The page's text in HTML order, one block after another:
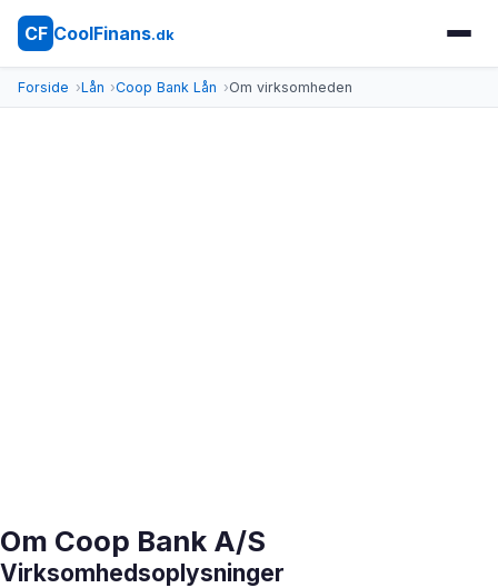
CF CoolFinans.dk
Forside Lån Coop Bank Lån Om virksomheden
Om Coop Bank A/S
Virksomhedsoplysninger